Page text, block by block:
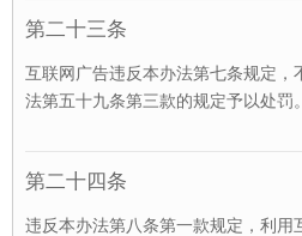
第二十三条
互联网广告违反本办法第七条规定，
法第五十九条第三款的规定予以处罚。
第二十四条
违反本办法第八条第一款规定，利用